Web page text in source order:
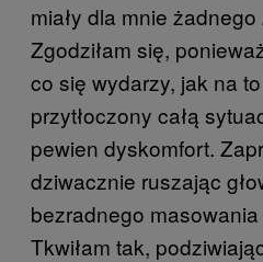
miały dla mnie
Zgodziłam się,
co się wydarzy, jak na
przytłoczony całą
pewien dyskomfort.
dziwacznie ruszając
bezradnego
Tkwiłam tak,